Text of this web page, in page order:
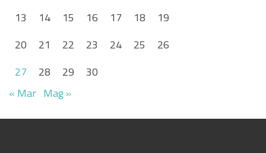
13
14 15 16 17 18
19
20
21 22 23 24 25
26
27
28 29
30
« Mar Mag »